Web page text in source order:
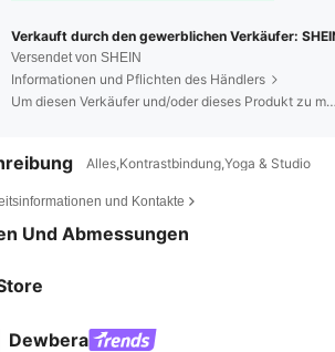
Verkauft durch den gewerblichen Verkäufer:
Versendet von SHEIN
Informationen und Pflichten des Händlers
Um diesen Verkäufer und/oder dieses Produkt zu melden
Alles,Kontrastbindung,Yoga & Studio
und Kontakte
Und Abmessungen
Dewbera
4,79
4,79